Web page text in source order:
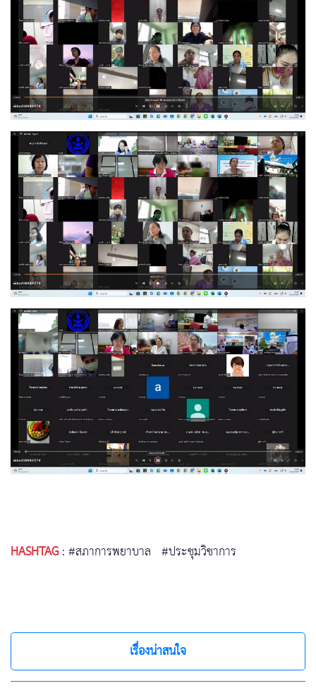
HASHTAG:#สภาการพยาบาล #ประชุมวิชาการ
เรื่องน่าสนใจ